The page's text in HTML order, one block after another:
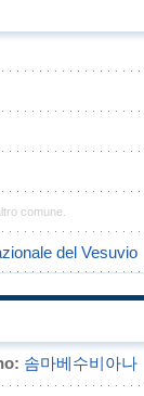
comune.
del Vesuvio
솜마베수비아나